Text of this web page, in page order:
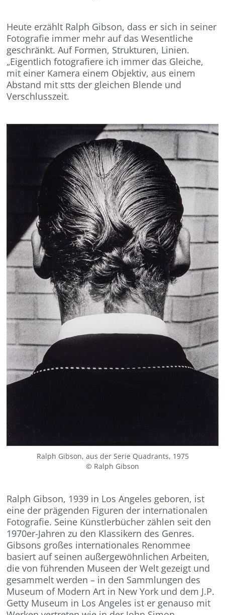
Heute erzählt Ralph Gibson, dass er sich in seiner
Fotografie immer mehr auf das Wesentliche
geschränkt. Auf Formen, Strukturen, Linien.
„Eigentlich fotografiere ich immer das Gleiche,
mit einer Kamera einem Objektiv, aus einem
Abstand mit stts der gleichen Blende und
Verschlusszeit.
Ralph Gibson, aus der Serie Quadrants, 1975
© Ralph Gibson
Ralph Gibson, 1939 in Los Angeles geboren, ist
eine der prägenden Figuren der internationalen
Fotografie. Seine Künstlerbücher zählen seit den
1970er-Jahren zu den Klassikern des Genres.
Gibsons großes internationales Renommee
basiert auf seinen außergewöhnlichen Arbeiten,
die von führenden Museen der Welt gezeigt und
gesammelt werden – in den Sammlungen des
Museum of Modern Art in New York und dem J.P.
Getty Museum in Los Angeles ist er genauso mit